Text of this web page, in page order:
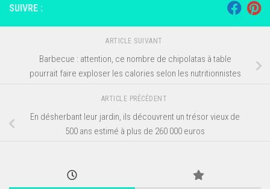
SUIVRE :
ARTICLE SUIVANT
Barbecue : attention, ce nombre de chipolatas à table
pourrait faire exploser les calories selon les nutritionnistes
ARTICLE PRÉCÉDENT
En désherbant leur jardin, ils découvrent un trésor vieux de
500 ans estimé à plus de 260 000 euros